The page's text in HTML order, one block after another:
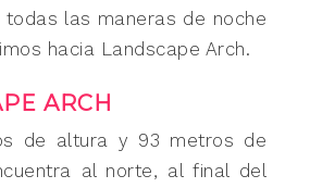
todas las maneras de noche
hacia Landscape Arch.
ARCH
de altura y 93 metros de
al norte, al final del